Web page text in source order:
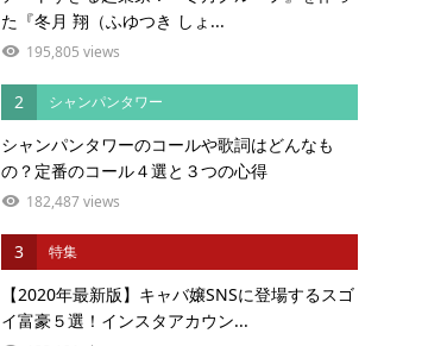
た『冬月 翔（ふゆつき しょ...
195,805 views
2 シャンパンタワー
シャンパンタワーのコールや歌詞はどんなも
の？定番のコール４選と３つの心得
182,487 views
3 特集
【2020年最新版】キャバ嬢SNSに登場するスゴ
イ富豪５選！インスタアカウン...